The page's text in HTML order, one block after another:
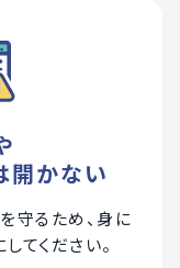
開かない
守るため、身に
てください。